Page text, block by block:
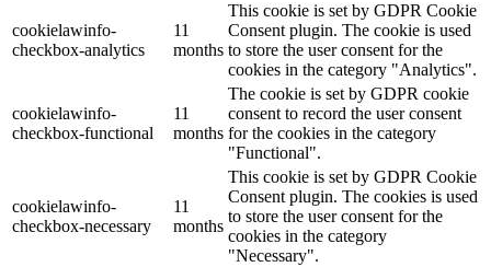
cookielawinfo-
checkbox-analytics
11
months
This cookie is set by GDPR Cookie
Consent plugin. The cookie is used
to store the user consent for the
cookies in the category "Analytics".
cookielawinfo-
checkbox-functional
11
months
The cookie is set by GDPR cookie
consent to record the user consent
for the cookies in the category
"Functional".
cookielawinfo-
checkbox-necessary
11
months
This cookie is set by GDPR Cookie
Consent plugin. The cookies is used
to store the user consent for the
cookies in the category
"Necessary".